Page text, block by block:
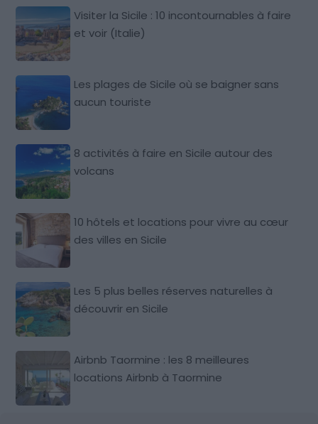
Visiter la Sicile : 10 incontournables à faire
et voir (Italie)
Les plages de Sicile où se baigner sans
aucun touriste
8 activités à faire en Sicile autour des
volcans
10 hôtels et locations pour vivre au cœur
des villes en Sicile
Les 5 plus belles réserves naturelles à
découvrir en Sicile
Airbnb Taormine : les 8 meilleures
locations Airbnb à Taormine